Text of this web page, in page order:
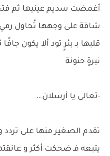
أغمضت سديم عينيها ثم
شاقة على وجهها تُحاول
قلبها بـ بئرٍ تود ألا يكون
نبرةٍ حنونة
-تعالى يا أرسلان…
تقدم الصغير منها على
يتبعه فـ ضحكت أكثر و